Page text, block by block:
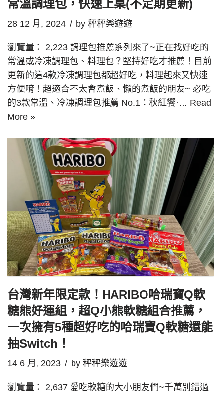
常溫調理包，快速上桌(不定期更新)
28 12 月, 2024 by 秤秤樂遊遊
瀏覽量： 2,223 調理包推薦系列來了~正在找好吃的
常溫或冷凍調理包、料理包？堅持好吃才推薦！目前
更新的這4款冷凍調理包都超好吃，料理起來又快速
方便唷！超適合不太會煮飯、懶的煮飯的朋友~ 必吃
的3款常溫、冷凍調理包推薦 No.1：秋紅饗·… Read
More »
台灣新年限定款！HARIBO哈瑞寶Q軟
糖熊好運組，超Q小熊軟糖組合推薦，
一次擁有5種超好吃的哈瑞寶Q軟糖還能
抽Switch！
14 6 月, 2023 by 秤秤樂遊遊
瀏覽量： 2,637 愛吃軟糖的大小朋友們~千萬別錯過